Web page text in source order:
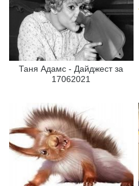
Таня Адамс - Дайджест за
17062021